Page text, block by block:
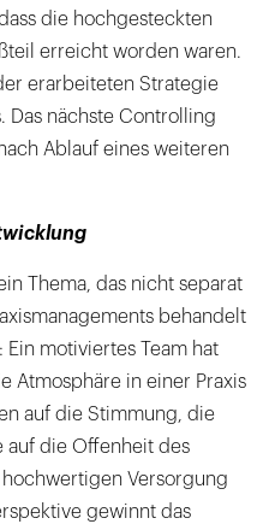
die hochgesteckten
erreicht worden waren.
erarbeiteten Strategie
Das nächste Controlling
Ablauf eines weiteren
Thema, das nicht separat
behandelt
motiviertes Team hat
Atmosphäre in einer Praxis
auf die Stimmung, die
auf die Offenheit des
Versorgung
gewinnt das